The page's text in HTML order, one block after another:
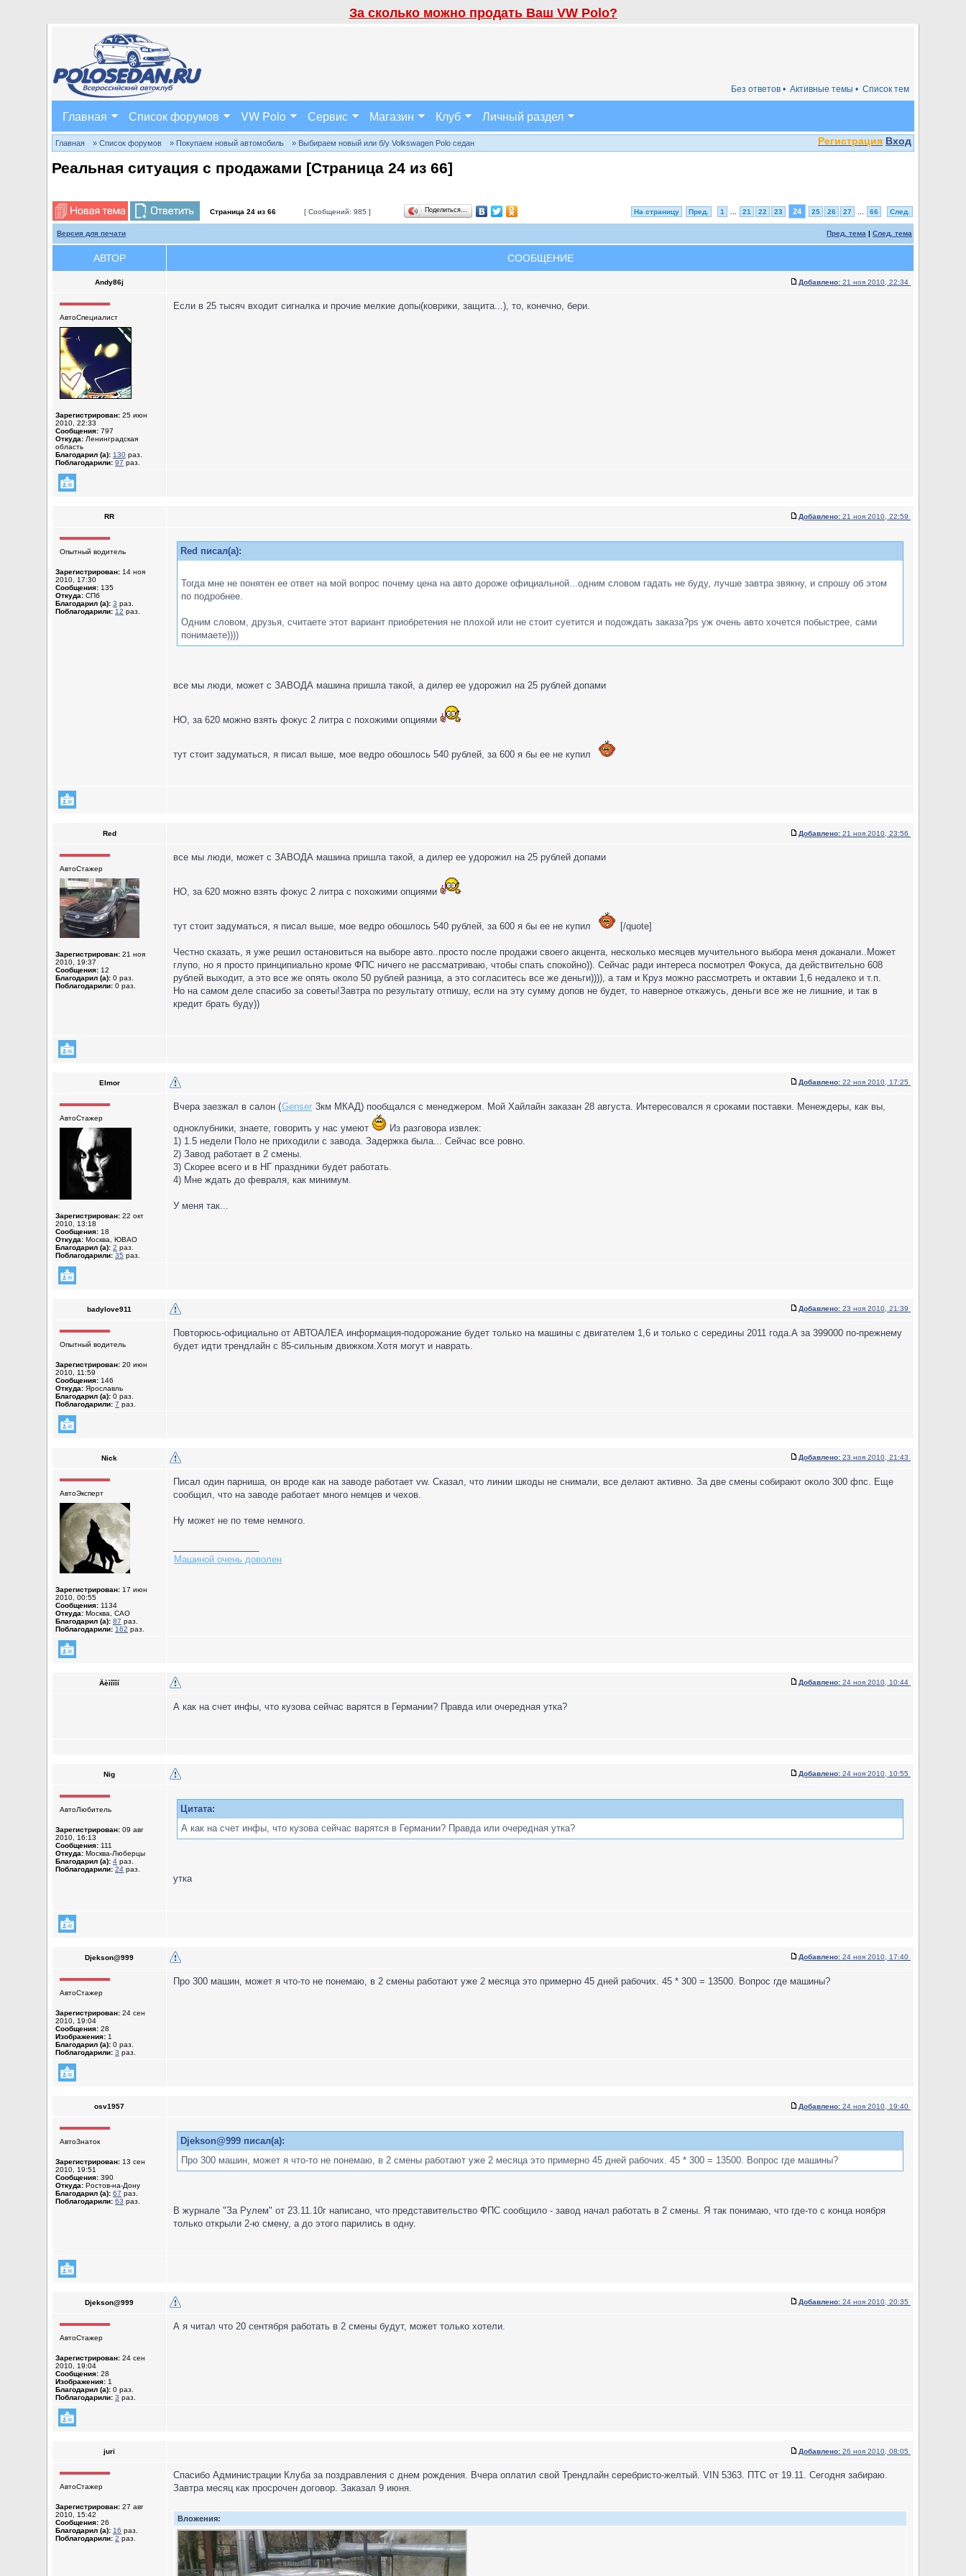
За сколько можно продать Ваш VW Polo?
Список тем
Активные темы •
Без ответов •
Главная Список форумов VW Polo Сервис Магазин Клуб Личный раздел
Регистрация Вход
Главная » Список форумов » Покупаем новый автомобиль » Выбираем новый или б/у Volkswagen Polo седан
Реальная ситуация с продажами [Страница 24 из 66]
Страница 24 из 66 [ Сообщений: 985 ] Поделиться… На страницу Пред. 1 21 22 23 24 25 26 27 66 След.
Версия для печати Пред. тема | След. тема
АВТОР СООБЩЕНИЕ
Andy86j Добавлено: 21 ноя 2010, 22:34
АвтоСпециалист
Зарегистрирован: 25 июн
2010, 22:33
Сообщения: 797
Откуда: Ленинградская
область
Благодарил (а): 130 раз.
Поблагодарили: 97 раз.
Если в 25 тысяч входит сигналка и прочие мелкие допы(коврики, защита...), то, конечно, бери.
RR Добавлено: 21 ноя 2010, 22:59
Опытный водитель
Зарегистрирован: 14 ноя
2010, 17:30
Сообщения: 135
Откуда: СПб
Благодарил (а): 3 раз.
Поблагодарили: 12 раз.
Red писал(а):
Тогда мне не понятен ее ответ на мой вопрос почему цена на авто дороже официальной...одним словом гадать не буду, лучше завтра звякну, и спрошу об этом
по подробнее.
Одним словом, друзья, считаете этот вариант приобретения не плохой или не стоит суетится и подождать заказа?ps уж очень авто хочется побыстрее, сами
понимаете))))
все мы люди, может с ЗАВОДА машина пришла такой, а дилер ее удорожил на 25 рублей допами
НО, за 620 можно взять фокус 2 литра с похожими опциями
тут стоит задуматься, я писал выше, мое ведро обошлось 540 рублей, за 600 я бы ее не купил
Red Добавлено: 21 ноя 2010, 23:56
АвтоСтажер
Зарегистрирован: 21 ноя
2010, 19:37
Сообщения: 12
Благодарил (а): 0 раз.
Поблагодарили: 0 раз.
все мы люди, может с ЗАВОДА машина пришла такой, а дилер ее удорожил на 25 рублей допами
НО, за 620 можно взять фокус 2 литра с похожими опциями
тут стоит задуматься, я писал выше, мое ведро обошлось 540 рублей, за 600 я бы ее не купил [/quote]
Честно сказать, я уже решил остановиться на выборе авто..просто после продажи своего акцента, несколько месяцев мучительного выбора меня доканали..Может
глупо, но я просто принципиально кроме ФПС ничего не рассматриваю, чтобы спать спокойно)). Сейчас ради интереса посмотрел Фокуса, да действительно 608
рублей выходит, а это все же опять около 50 рублей разница, а это согласитесь все же деньги)))), а там и Круз можно рассмотреть и октавии 1,6 недалеко и т.п.
Но на самом деле спасибо за советы!Завтра по результату отпишу, если на эту сумму допов не будет, то наверное откажусь, деньги все же не лишние, и так в
кредит брать буду))
Elmor Добавлено: 22 ноя 2010, 17:25
АвтоСтажер
Зарегистрирован: 22 окт
2010, 13:18
Сообщения: 18
Откуда: Москва, ЮВАО
Благодарил (а): 2 раз.
Поблагодарили: 35 раз.
Вчера заезжал в салон (Genser 3км МКАД) пообщался с менеджером. Мой Хайлайн заказан 28 августа. Интересовался я сроками поставки. Менеждеры, как вы,
одноклубники, знаете, говорить у нас умеют
Из разговора извлек:
1) 1.5 недели Поло не приходили с завода. Задержка была... Сейчас все ровно.
2) Завод работает в 2 смены.
3) Скорее всего и в НГ праздники будет работать.
4) Мне ждать до февраля, как минимум.
У меня так...
badylove911 Добавлено: 23 ноя 2010, 21:39
Опытный водитель
Зарегистрирован: 20 июн
2010, 11:59
Сообщения: 146
Откуда: Ярославль
Благодарил (а): 0 раз.
Поблагодарили: 7 раз.
Повторюсь-официально от АВТОАЛЕА информация-подорожание будет только на машины с двигателем 1,6 и только с середины 2011 года.А за 399000 по-прежнему
будет идти трендлайн с 85-сильным движком.Хотя могут и наврать.
Nick Добавлено: 23 ноя 2010, 21:43
АвтоЭксперт
Зарегистрирован: 17 июн
2010, 00:55
Сообщения: 1134
Откуда: Москва, САО
Благодарил (а): 87 раз.
Поблагодарили: 162 раз.
Писал один парниша, он вроде как на заводе работает vw. Сказал, что линии шкоды не снимали, все делают активно. За две смены собирают около 300 фпс. Еще
сообщил, что на заводе работает много немцев и чехов.
Ну может не по теме немного.
Машиной очень доволен
Äèìîîîí Добавлено: 24 ноя 2010, 10:44
А как на счет инфы, что кузова сейчас варятся в Германии? Правда или очередная утка?
Nig Добавлено: 24 ноя 2010, 10:55
АвтоЛюбитель
Зарегистрирован: 09 авг
2010, 16:13
Сообщения: 111
Откуда: Москва-Люберцы
Благодарил (а): 4 раз.
Поблагодарили: 24 раз.
Цитата:
А как на счет инфы, что кузова сейчас варятся в Германии? Правда или очередная утка?
утка
Djekson@999 Добавлено: 24 ноя 2010, 17:40
АвтоСтажер
Зарегистрирован: 24 сен
2010, 19:04
Сообщения: 28
Изображения: 1
Благодарил (а): 0 раз.
Поблагодарили: 3 раз.
Про 300 машин, может я что-то не понемаю, в 2 смены работают уже 2 месяца это примерно 45 дней рабочих. 45 * 300 = 13500. Вопрос где машины?
osv1957 Добавлено: 24 ноя 2010, 19:40
АвтоЗнаток
Зарегистрирован: 13 сен
2010, 19:51
Сообщения: 390
Откуда: Ростов-на-Дону
Благодарил (а): 67 раз.
Поблагодарили: 63 раз.
Djekson@999 писал(а):
Про 300 машин, может я что-то не понемаю, в 2 смены работают уже 2 месяца это примерно 45 дней рабочих. 45 * 300 = 13500. Вопрос где машины?
В журнале "За Рулем" от 23.11.10г написано, что представительство ФПС сообщило - завод начал работать в 2 смены. Я так понимаю, что где-то с конца ноября
только открыли 2-ю смену, а до этого парились в одну.
Djekson@999 Добавлено: 24 ноя 2010, 20:35
АвтоСтажер
Зарегистрирован: 24 сен
2010, 19:04
Сообщения: 28
Изображения: 1
Благодарил (а): 0 раз.
Поблагодарили: 3 раз.
А я читал что 20 сентября работать в 2 смены будут, может только хотели.
juri Добавлено: 26 ноя 2010, 08:05
АвтоСтажер
Зарегистрирован: 27 авг
2010, 15:42
Сообщения: 26
Благодарил (а): 16 раз.
Поблагодарили: 2 раз.
Спасибо Администрации Клуба за поздравления с днем рождения. Вчера оплатил свой Трендлайн серебристо-желтый. VIN 5363. ПТС от 19.11. Сегодня забираю.
Завтра месяц как просрочен договор. Заказал 9 июня.
Вложения: